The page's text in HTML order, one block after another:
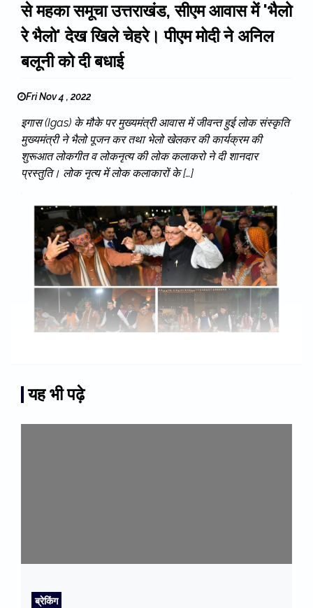
से महका समूचा उत्तराखंड, सीएम आवास में 'भैलो
रे भैलो' देख खिले चेहरे। पीएम मोदी ने अनिल
बलूनी को दी बधाई
Fri Nov 4 , 2022
इगास (Igas) के मौके पर मुख्यमंत्री आवास में जीवन्त हुई लोक संस्कृति
मुख्यमंत्री ने भैलो पूजन कर तथा भेलो खेलकर की कार्यक्रम की
शुरूआत लोकगीत व लोकनृत्य की लोक कलाकरो ने दी शानदार
प्रस्तुति। लोक नृत्य में लोक कलाकारों के […]
यह भी पढ़े
ब्रेकिंग